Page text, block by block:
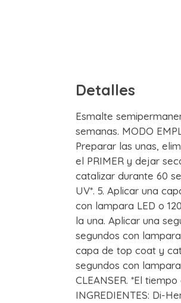
Detalles
Esmalte
semanas. MODO
Preparar las unas,
el PRIMER y dejar
catalizar durante 60
UV*. 5. Aplicar una
con lampara LED o
la una. Aplicar una
segundos con
capa de top coat y
segundos con
CLEANSER. *El
INGREDIENTES: Di-